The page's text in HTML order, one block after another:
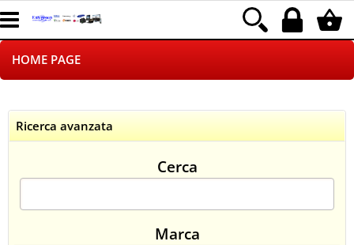
HOME PAGE
LOGISTICA
NEGOZI ON LINE
Ricerca avanzata
Cerca
Marca